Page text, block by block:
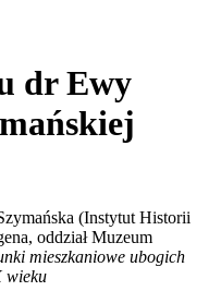
dr Ewy
(Instytut Historii
oddział Muzeum
mieszkaniowe ubogich
wieku